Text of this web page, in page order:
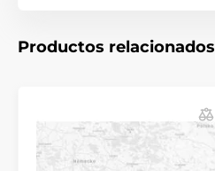
Productos relacionados